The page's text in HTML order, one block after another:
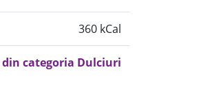
360 kCal
categoria Dulciuri